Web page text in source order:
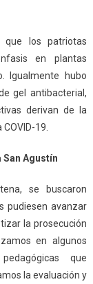
que los patriotas
en plantas
Igualmente hubo
gel antibacterial,
derivan de la
19.
Agustín
se buscaron
pudiesen avanzar
la prosecución
en algunos
que
la evaluación y